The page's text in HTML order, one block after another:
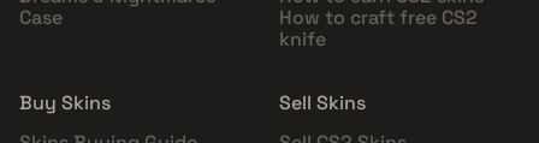
Case
How to craft free CS2
knife
Buy Skins
Sell Skins